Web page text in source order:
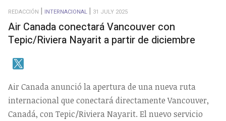
REDACCIÓN INTERNACIONAL 31 JULY 2025
Air Canada conectará Vancouver con
Tepic/Riviera Nayarit a partir de diciembre
Air Canada anunció la apertura de una nueva ruta
internacional que conectará directamente Vancouver,
Canadá, con Tepic/Riviera Nayarit. El nuevo servicio